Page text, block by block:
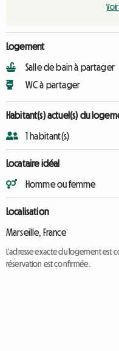
Logement
Salle de bain à partager
WC à partager
Habitant(s) actuel(s) du
1 habitant(s)
Locataire idéal
Homme ou femme
Localisation
Marseille, France
L'adresse exacte du logement est
réservation est confirmée.